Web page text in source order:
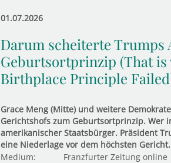
01.07.2026
Darum scheiterte Trumps
Geburtsortprinzip (That is
Birthplace Principle
Grace Meng (Mitte) und weitere
Gerichtshofs zum Geburtsortprinzip. Wer
amerikanischer Staatsbürger. Präsident
eine Niederlage vor dem höchsten Gericht.
Medium:
Franzfurter Zeitung online